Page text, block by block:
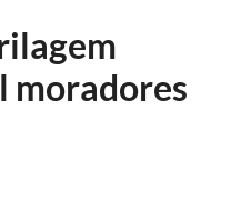
moradores